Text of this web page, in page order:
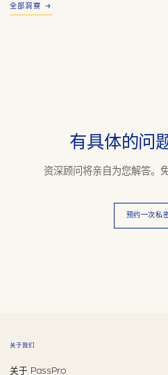
全部洞察 →
有具体的问
资深顾问将亲自为您解答。
预约一次私
关于我们
关于 PassPro